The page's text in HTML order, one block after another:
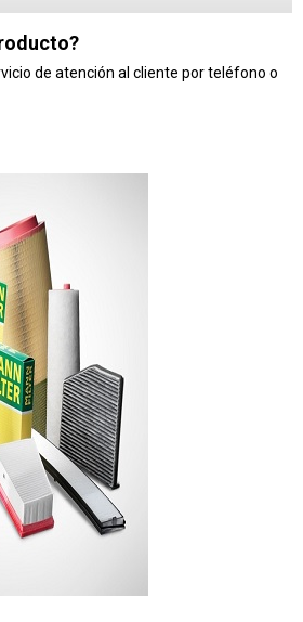
de atención al cliente por teléfono o